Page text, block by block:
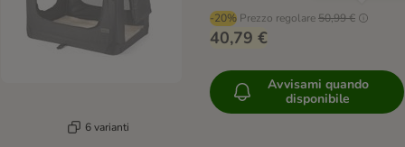
6 varianti
-20% Prezzo regolare50,99 €
40,79 €
Avvisami quando
disponibile